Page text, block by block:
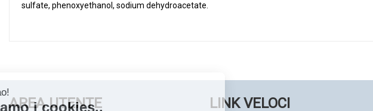
sulfate, phenoxyethanol, sodium dehydroacetate.
AREA UTENTE LINK VELOCI